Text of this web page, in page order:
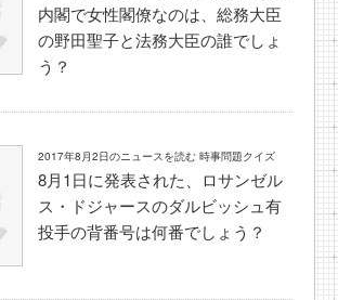
内閣で女性閣僚なのは、総務大臣
の野田聖子と法務大臣の誰でしょ
う？
2017年8月2日のニュースを読む 時事問題クイズ
8月1日に発表された、ロサンゼル
ス・ドジャースのダルビッシュ有
投手の背番号は何番でしょう？